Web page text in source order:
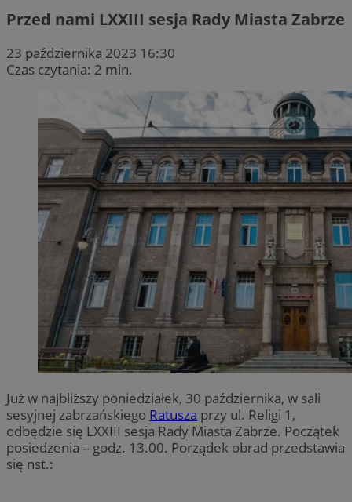
Przed nami LXXIII sesja Rady Miasta Zabrze
23 października 2023 16:30
Czas czytania: 2 min.
Już w najbliższy poniedziałek, 30 października, w sali
sesyjnej zabrzańskiego Ratusza przy ul. Religi 1,
odbędzie się LXXIII sesja Rady Miasta Zabrze. Początek
posiedzenia – godz. 13.00. Porządek obrad przedstawia
się nst.: